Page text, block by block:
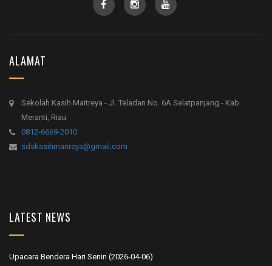
ALAMAT
Sekolah Kasih Maitreya - Jl. Teladan No. 6A Selatpanjang - Kab.
Meranti, Riau
0812-6669-2010
sdskasihmaitreya@gmail.com
LATEST NEWS
Upacara Bendera Hari Senin (2026-04-06)